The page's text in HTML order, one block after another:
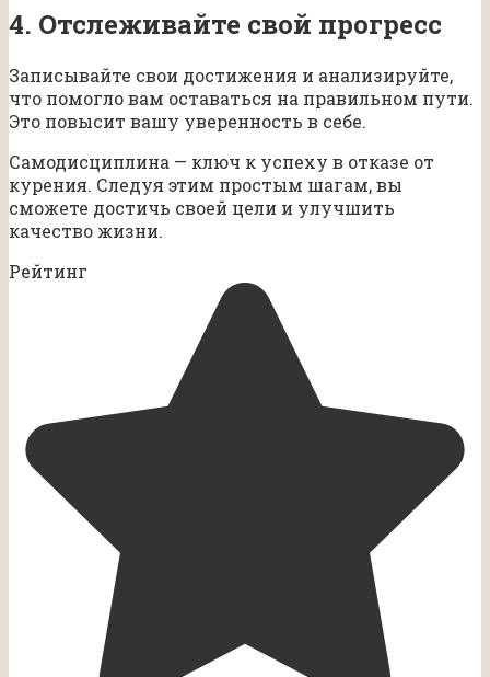
4. Отслеживайте свой прогресс
Записывайте свои достижения и анализируйте,
что помогло вам оставаться на правильном пути.
Это повысит вашу уверенность в себе.
Самодисциплина — ключ к успеху в отказе от
курения. Следуя этим простым шагам, вы
сможете достичь своей цели и улучшить
качество жизни.
Рейтинг